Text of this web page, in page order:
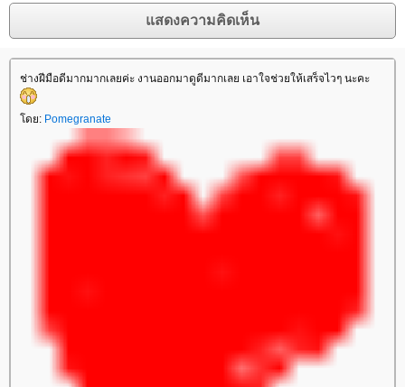
ช่างฝีมือดีมากมากเลยค่ะ งานออกมาดูดีมากเลย เอาใจช่วยให้เสร็จไวๆ นะคะ
ดย: Pomegranate